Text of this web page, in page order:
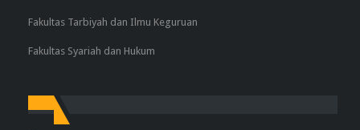
Fakultas Tarbiyah dan Ilmu Keguruan
Fakultas Syariah dan Hukum